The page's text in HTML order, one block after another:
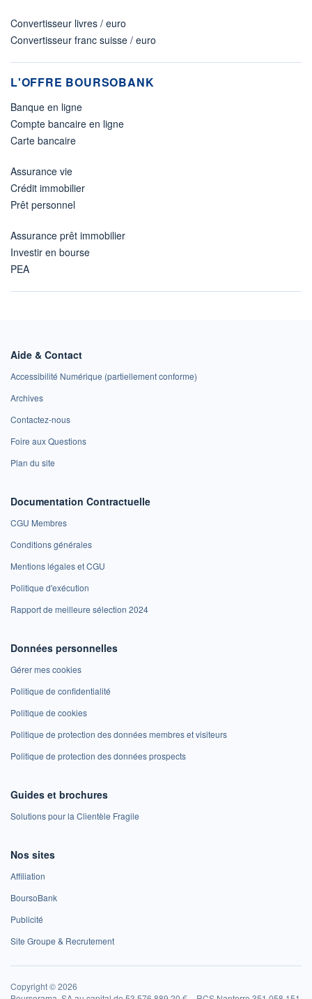
Convertisseur livres / euro
Convertisseur franc suisse / euro
L'OFFRE BOURSOBANK
Banque en ligne
Compte bancaire en ligne
Carte bancaire
Assurance vie
Crédit immobilier
Prêt personnel
Assurance prêt immobilier
Investir en bourse
PEA
Aide & Contact
Accessibilité Numérique (partiellement conforme)
Archives
Contactez-nous
Foire aux Questions
Plan du site
Documentation Contractuelle
CGU Membres
Conditions générales
Mentions légales et CGU
Politique d'exécution
Rapport de meilleure sélection 2024
Données personnelles
Gérer mes cookies
Politique de confidentialité
Politique de cookies
Politique de protection des données membres et visiteurs
Politique de protection des données prospects
Guides et brochures
Solutions pour la Clientèle Fragile
Nos sites
Affiliation
BoursoBank
Publicité
Site Groupe & Recrutement
Copyright © 2026